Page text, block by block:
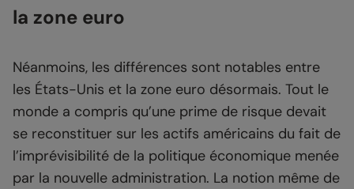
la zone euro
Néanmoins, les différences sont notables entre
les États-Unis et la zone euro désormais. Tout le
monde a compris qu’une prime de risque devait
se reconstituer sur les actifs américains du fait de
l’imprévisibilité de la politique économique menée
par la nouvelle administration. La notion même de